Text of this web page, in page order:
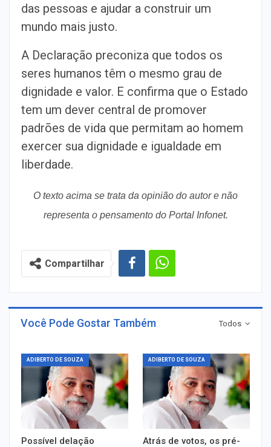
das pessoas e ajudar a construir um
mundo mais justo.
A Declaração preconiza que todos os
seres humanos têm o mesmo grau de
dignidade e valor. E confirma que o Estado
tem um dever central de promover
padrões de vida que permitam ao homem
exercer sua dignidade e igualdade em
liberdade.
O texto acima se trata da opinião do autor e não
representa o pensamento do Portal Infonet.
Compartilhar
Todos
Você Pode Gostar Também
ADIBERTO DE SOUZA
Possível delação
ADIBERTO DE SOUZA
Atrás de votos, os pré-